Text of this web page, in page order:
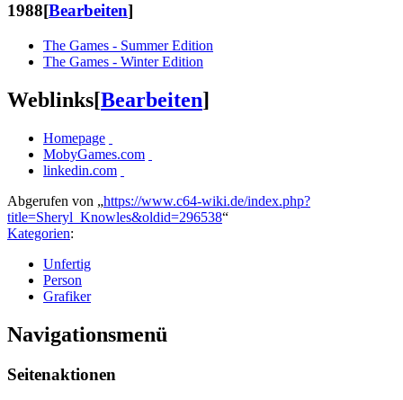
1988[Bearbeiten]
The Games - Summer Edition
The Games - Winter Edition
Weblinks[Bearbeiten]
Homepage
MobyGames.com
linkedin.com
Abgerufen von „https://www.c64-wiki.de/index.php?
title=Sheryl_Knowles&oldid=296538“
Kategorien:
Unfertig
Person
Grafiker
Navigationsmenü
Seitenaktionen